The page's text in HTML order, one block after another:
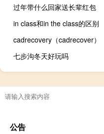
过年带什么回家送长辈红包
in class和in the class的区别
cadrecovery（cadrecover）
七步沟冬天好玩吗
公告